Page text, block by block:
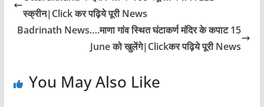
स्क्रीन|Click कर पढ़िये पूरी News
Badrinath News….माणा गांव स्थित घंटाकर्ण मंदिर के कपाट 15
June को खुलेंगे|Clickकर पढ़िये पूरी News
You May Also Like